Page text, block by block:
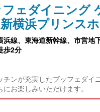
ェダイニング
横浜プリンス
浜線、東海道新幹線、市営地
歩2分
チンが充実したブッフェダイ
お楽しみいただけます。